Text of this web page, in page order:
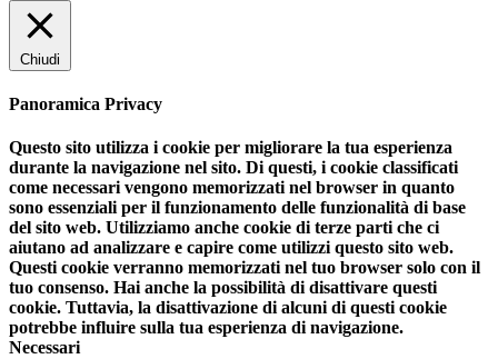
Chiudi
Panoramica Privacy
Questo sito utilizza i cookie per migliorare la tua esperienza
durante la navigazione nel sito. Di questi, i cookie classificati
come necessari vengono memorizzati nel browser in quanto
sono essenziali per il funzionamento delle funzionalità di base
del sito web. Utilizziamo anche cookie di terze parti che ci
aiutano ad analizzare e capire come utilizzi questo sito web.
Questi cookie verranno memorizzati nel tuo browser solo con il
tuo consenso. Hai anche la possibilità di disattivare questi
cookie. Tuttavia, la disattivazione di alcuni di questi cookie
potrebbe influire sulla tua esperienza di navigazione.
Necessari